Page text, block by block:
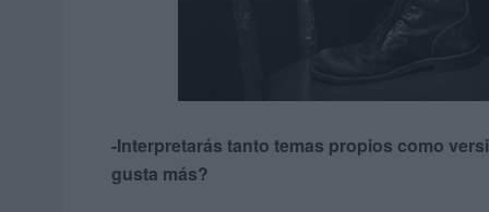
-Interpretarás tanto temas propios como
gusta más?